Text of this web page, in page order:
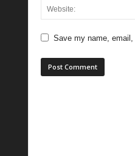
Save my name,